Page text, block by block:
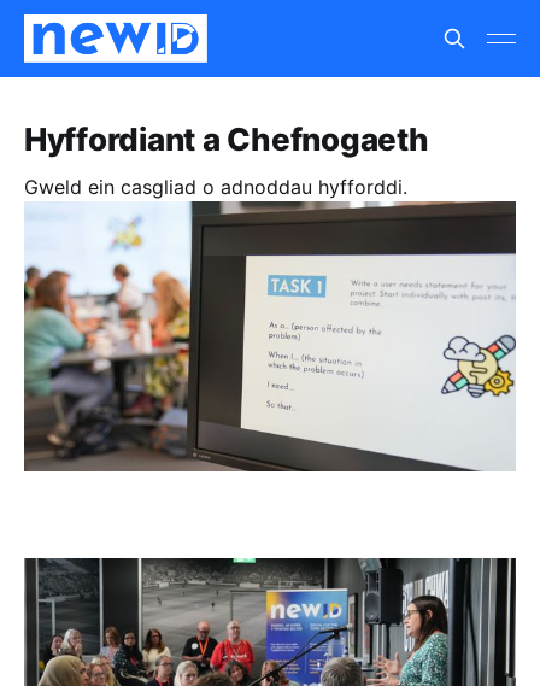
Hyffordiant a Chefnogaeth
Gweld ein casgliad o adnoddau hyfforddi.